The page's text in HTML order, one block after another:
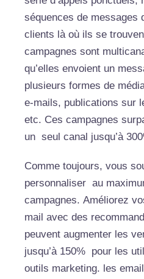
séquences de messages
clients là où ils se
campagnes sont
qu’elles envoient un
plusieurs formes de
e-mails, publications sur
etc. Ces campagnes
un seul canal jusqu’à
Comme toujours, vous
personnaliser au
campagnes. Améliorez
mail avec des
peuvent augmenter les
jusqu’à 150% pour les
outils marketing. les